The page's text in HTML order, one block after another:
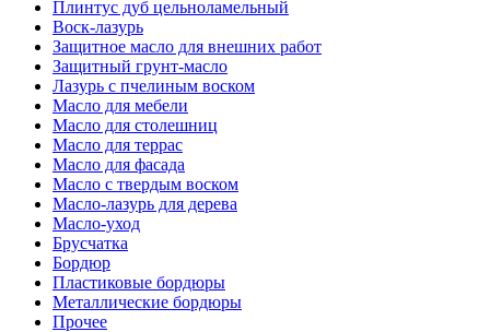
Плинтус дуб цельноламельный
Воск-лазурь
Защитное масло для внешних работ
Защитный грунт-масло
Лазурь с пчелиным воском
Масло для мебели
Масло для столешниц
Масло для террас
Масло для фасада
Масло с твердым воском
Масло-лазурь для дерева
Масло-уход
Брусчатка
Бордюр
Пластиковые бордюры
Металлические бордюры
Прочее